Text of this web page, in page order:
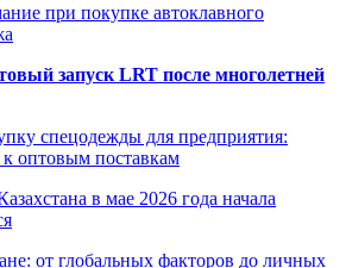
при покупке автоклавного
запуск LRT после многолетней
спецодежды для предприятия:
оптовым поставкам
в мае 2026 года начала
от глобальных факторов до личных